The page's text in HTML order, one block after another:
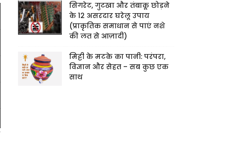
सिगरेट, गुटखा और तंबाकू छोड़ने
के 12 असरदार घरेलू उपाय
(प्राकृतिक समाधान से पाएं नशे
की लत से आज़ादी)
मिट्टी के मटके का पानी: परंपरा,
विज्ञान और सेहत – सब कुछ एक
साथ